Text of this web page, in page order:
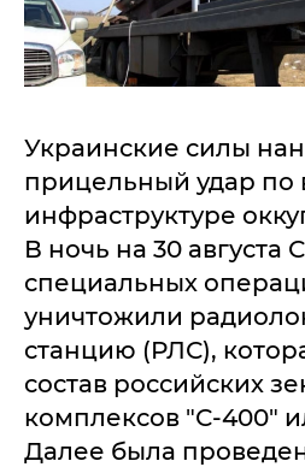
Украинские силы
прицельный удар по
инфраструктуре
В ночь на 30 августа
специальных
уничтожили
станцию (РЛС),
состав российских
комплексов "С-400"
Далее была